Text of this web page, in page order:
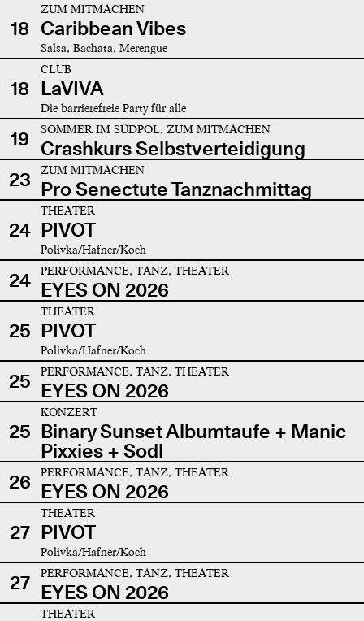
18
ZUM MITMACHEN
Caribbean Vibes
Salsa, Bachata, Merengue
18
CLUB
LaVIVA
Die barrierefreie Party für alle
19 SOMMER IM SÜDPOL, ZUM MITMACHEN
Crashkurs Selbstverteidigung
23
ZUM MITMACHEN
Pro Senectute Tanznachmittag
24
THEATER
PIVOT
Polivka/Hafner/Koch
24 PERFORMANCE, TANZ, THEATER
EYES ON 2026
25
THEATER
PIVOT
Polivka/Hafner/Koch
25 PERFORMANCE, TANZ, THEATER
EYES ON 2026
25
KONZERT
Binary Sunset Albumtaufe + Manic
Pixxies + Sodl
26
PERFORMANCE, TANZ, THEATER
EYES ON 2026
27
THEATER
PIVOT
Polivka/Hafner/Koch
27 PERFORMANCE, TANZ, THEATER
EYES ON 2026
THEATER